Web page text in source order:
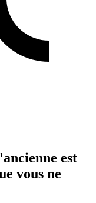
est
vous ne